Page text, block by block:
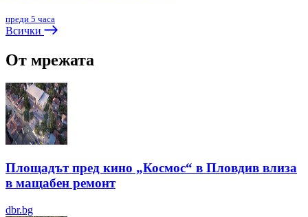
преди 5 часа
Всички
От мрежата
Площадът пред кино „Космос“ в Пловдив влиза
в мащабен ремонт
dbr.bg